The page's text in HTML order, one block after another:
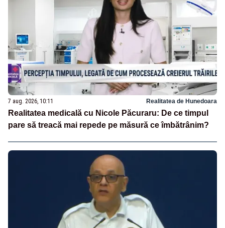
7 aug. 2026, 10:11 Realitatea de Hunedoara
Realitatea medicală cu Nicole Păcuraru: De ce timpul
pare să treacă mai repede pe măsură ce îmbătrânim?